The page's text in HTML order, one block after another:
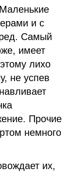
и с
Самый
имеет
лихо
не успев
Прочие
немного
их,